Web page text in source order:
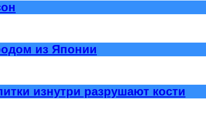
из Японии
изнутри разрушают кости